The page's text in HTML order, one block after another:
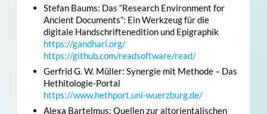
Stefan Baums: Das “Research Environment for
Ancient Documents”: Ein Werkzeug für die
digitale Handschriftenedition und Epigraphik
https://gandhari.org/
https://github.com/readsoftware/read/
Gerfrid G. W. Müller: Synergie mit Methode – Das
Hethitologie-Portal
https://www.hethport.uni-wuerzburg.de/
Alexa Bartelmus: Quellen zur altorientalischen